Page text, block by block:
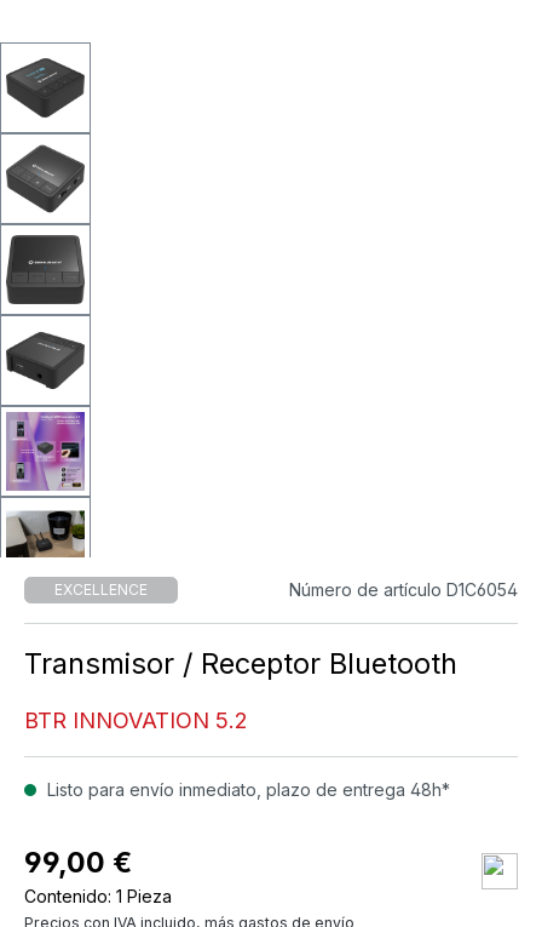
EXCELLENCE Número de artículo D1C6054
Transmisor / Receptor Bluetooth
BTR INNOVATION 5.2
Listo para envío inmediato, plazo de entrega 48h*
99,00 €
Contenido: 1 Pieza
Precios con IVA incluido, más gastos de envío